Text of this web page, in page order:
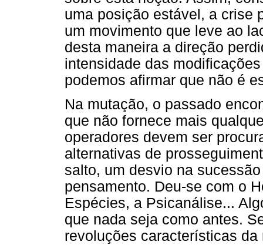
uma posição estável, a crise
um movimento que leve ao
desta maneira a direção
intensidade das
podemos afirmar que não é
Na mutação, o passado
que não fornece mais
operadores devem ser
alternativas de
salto, um desvio na
pensamento. Deu-se com o
Espécies, a Psicanálise...
que nada seja como antes.
revoluções características da